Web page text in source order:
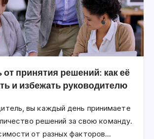
от принятия решений: как её
и избежать руководителю
вы каждый день принимаете
решений за свою команду.
от разных факторов…